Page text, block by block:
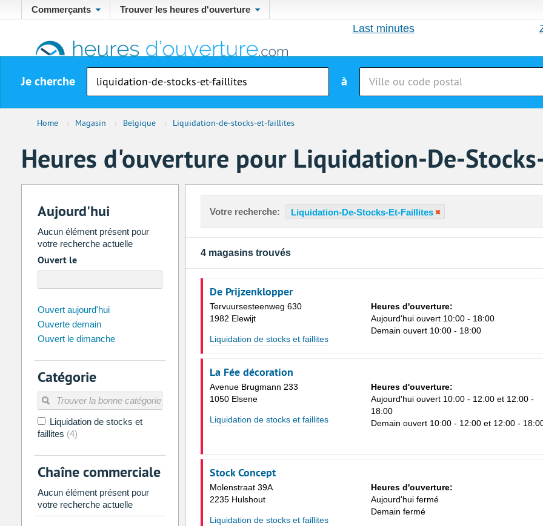
Commerçants Trouver les heures d'ouverture
Last minutes
Je cherche à
Home › Magasin › Belgique › Liquidation-de-stocks-et-faillites
Heures d'ouverture pour Liquidation-De-
Aujourd'hui
Aucun élément présent pour
votre recherche actuelle
Ouvert le
Di Lu
26 27 30 31 1
2 3 4
9 10 13 15
16 17 18 20 21
23 24 25 27 28 29
Aujourd'hui Vider
Ouvert aujourd'hui
Ouverte demain
Ouvert le dimanche
Catégorie
Liquidation de stocks et
faillites (4)
Chaîne commerciale
Aucun élément présent pour
votre recherche actuelle
Votre recherche: Liquidation-De-Stocks-Et-Faillites
4 magasins trouvés
De Prijzenklopper
Tervuursesteenweg 630
1982 Elewijt
Liquidation de stocks et faillites
Heures d'ouverture:
Aujourd'hui ouvert 10:00 - 18:00
Demain ouvert 10:00 - 18:00
La Fée décoration
Avenue Brugmann 233
1050 Elsene
Liquidation de stocks et faillites
Heures d'ouverture:
Aujourd'hui ouvert 10:00 - 12:00 et 12:00 -
18:00
Demain ouvert 10:00 - 12:00 et 12:00 -
Stock Concept
Molenstraat 39A
2235 Hulshout
Liquidation de stocks et faillites
Heures d'ouverture:
Aujourd'hui fermé
Demain fermé